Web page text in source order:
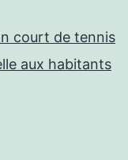
court de tennis
aux habitants